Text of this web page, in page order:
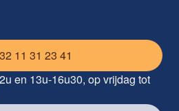
11 31 23 41
en 13u-16u30, op vrijdag tot